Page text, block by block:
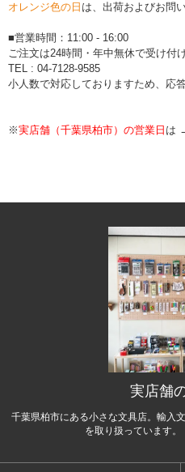
オレンジ色の日 は、出荷およびお問
■営業時間：11:00 - 16:00
ご注文は24時間・年中無休で受け付
TEL : 04-7128-9585
小人数で対応しておりますため、応
※実店舗（千葉県柏市）の営業日 は
実店舗
千葉県柏市にある小さな文具店。輸入
を取り扱っています。